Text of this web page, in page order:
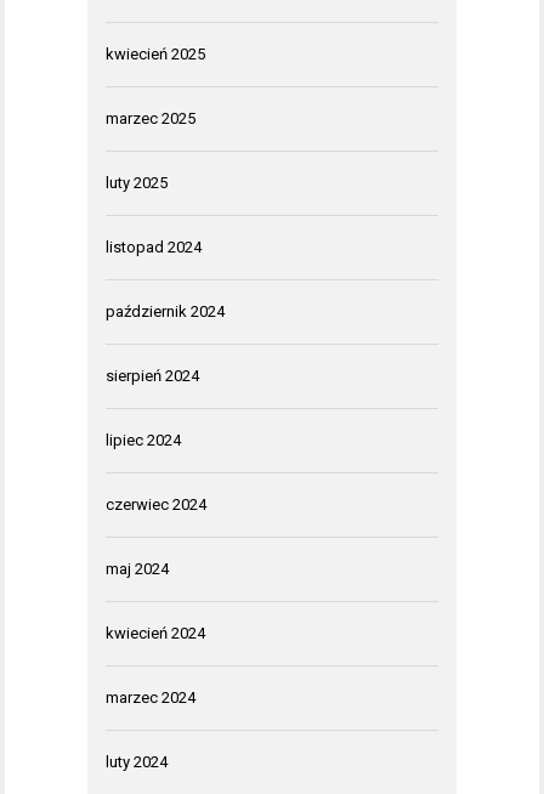
kwiecień 2025
marzec 2025
luty 2025
listopad 2024
październik 2024
sierpień 2024
lipiec 2024
czerwiec 2024
maj 2024
kwiecień 2024
marzec 2024
luty 2024